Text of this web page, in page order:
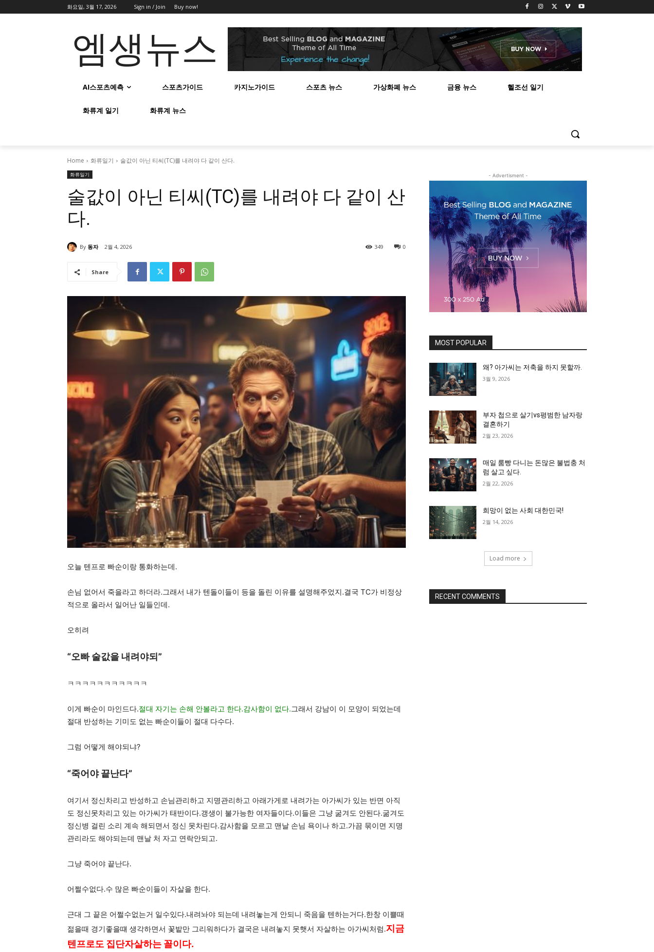
화요일, 3월 17, 2026 Sign in / Join Buy now!
엠생뉴스
AI스포츠예측 스포츠가이드 카지노가이드 스포츠 뉴스 가상화폐 뉴스 금융 뉴스 헬조선 일기
화류계 일기 화류계 뉴스
Home 화류일기 술값이 아닌 티씨(TC)를 내려야 다 같이 산다.
화류일기
술값이 아닌 티씨(TC)를 내려야 다 같이 산
다.
By 동자 2월 4, 2026 0
349
Share
오늘 텐프로 빠순이랑 통화하는데.
손님 없어서 죽을라고 하더라.그래서 내가 텐돌이들이 등을 돌린 이유를 설명해주었지.결국 TC가 비정상
적으로 올라서 일어난 일들인데.
오히려
“오빠 술값을 내려야되”
ㅋㅋㅋㅋㅋㅋㅋㅋㅋㅋㅋ
이게 빠순이 마인드다.절대 자기는 손해 안볼라고 한다.감사함이 없다.그래서 강남이 이 모양이 되었는데
절대 반성하는 기미도 없는 빠순이들이 절대 다수다.
그럼 어떻게 해야되냐?
“죽어야 끝난다”
여기서 정신차리고 반성하고 손님관리하고 지명관리하고 아래가게로 내려가는 아가씨가 있는 반면 아직
도 정신못차리고 있는 아가씨가 태반이다.갱생이 불가능한 여자들이다.이들은 그냥 굶겨도 안된다.굶겨도
정신병 걸린 소리 계속 해되면서 정신 못차린다.감사함을 모르고 맨날 손님 욕이나 하고.가끔 묶이면 지명
관리라도 해야되는데 맨날 처 자고 연락안되고.
그냥 죽어야 끝난다.
어쩔수없다.수 많은 빠순이들이 자살을 한다.
근대 그 끝은 어쩔수없는거 일수있다.내려놔야 되는데 내려놓는게 안되니 죽음을 텐하는거다.한창 이쁠때
젊을때 경기좋을떄 생각하면서 꽃밭만 그리워하다가 결국은 내려놓지 못햇서 자살하는 아가씨처럼.지금
텐프로도 집단자살하는 꼴이다.
- Advertisment -
MOST POPULAR
왜? 아가씨는 저축을 하지 못할까.
3월 9, 2026
부자 첩으로 살기vs평범한 남자랑
결혼하기
2월 23, 2026
매일 룸빵 다니는 돈많은 불법충 처
럼 살고 싶다.
2월 22, 2026
희망이 없는 사회 대한민국!
2월 14, 2026
Load more
RECENT COMMENTS